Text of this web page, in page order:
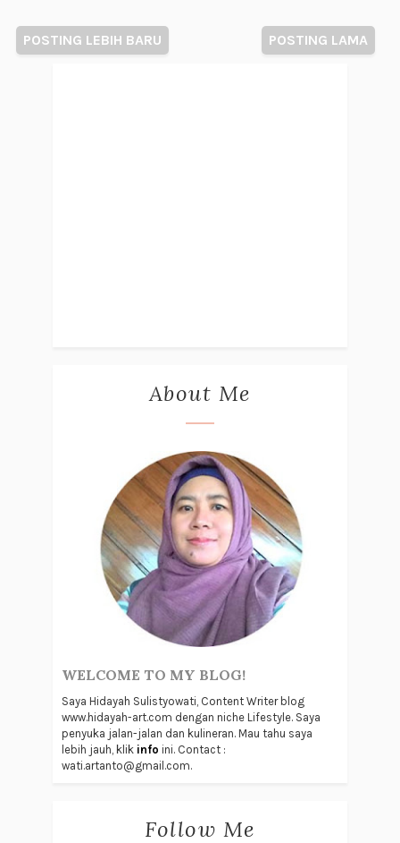
POSTING LEBIH BARU POSTING LAMA
About Me
WELCOME TO MY BLOG!
Saya Hidayah Sulistyowati, Content Writer blog
www.hidayah-art.com dengan niche Lifestyle. Saya
penyuka jalan-jalan dan kulineran. Mau tahu saya
lebih jauh, klik info ini. Contact :
wati.artanto@gmail.com.
Follow Me